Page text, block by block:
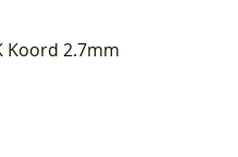
Koord 2.7mm